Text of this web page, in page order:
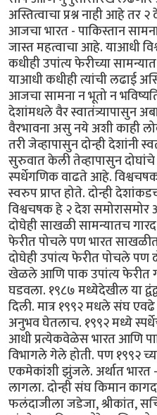
अस्तित्वाचा प्रश्न नाही आहे तर
आजचा भारत - पाकिस्तान सामना
जास्त महत्वाचा आहे. याआधी
कधीही उपांत्य फेरीच्या
याआधी कधीही त्यांची लढाई
आजचा सामना न भूतो न
देशांमधले वैर स्वातंत्र्यापासुन
वैरभावना असु नये अशी काही
तरी जेव्हापासुन दोन्ही देशांनी
सुरुवात केली तेव्हापासुन
स्पर्धेगणिक वाढते आहे.
स्वरुप प्राप्त होते. दोन्ही
विश्वचषक हे २ देश समोरासमोर
दोघेही साखळी सामन्यातच
फेरीत पोचले पण भारत
दोघेही उपांत्य फेरीत पोचले पण
खेळले आणि पाक उपांत्य फेरीत
घडवला. १९८७ मध्येदेखील या
दिली. मात्र १९९२ मधले संघ एवढे
अनुभव घेतलाच. १९९२ मध्ये
आधी प्रत्येकवेळेस भारत आणि
विभागले गेले होती. पण १९९२
एकमेकांशी झुंजले. अर्थात भारत
लागला. दोन्ही संघ किमान
फलंदाजीला जडेजा, श्रीकांत,